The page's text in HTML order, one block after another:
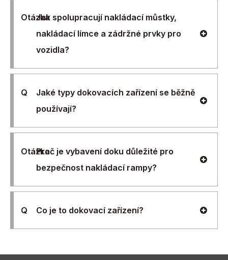
OtázkaJak spolupracují nakládací můstky,
nakládací límce a zádržné prvky pro
vozidla?
Q
Jaké typy dokovacích zařízení se běžně
používají?
OtázkaProč je vybavení doku důležité pro
bezpečnost nakládací rampy?
Q Co je to dokovací zařízení?